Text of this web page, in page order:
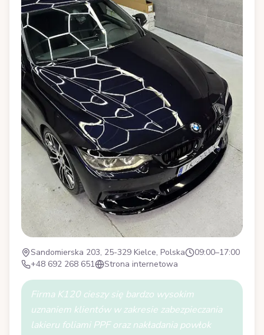
Sandomierska 203, 25-329 Kielce, Polska
09:00–17:00
+48 692 268 651
Strona internetowa
Firma K120 cieszy się bardzo wysokim
uznaniem klientów w zakresie zabezpieczania
lakieru foliami PPF oraz nakładania powłok